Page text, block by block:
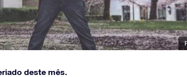
deste mês.